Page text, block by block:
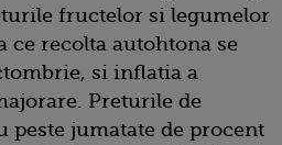
fructelor si legumelor
ce recolta autohtona se
si inflatia a
Preturile de
peste jumatate de procent